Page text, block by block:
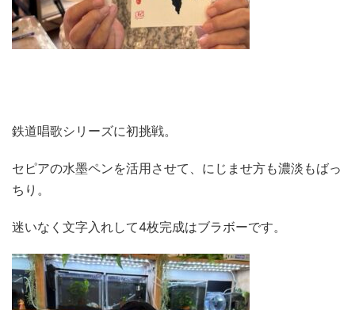
鉄道唱歌シリーズに初挑戦。
セピアの水墨ペンを活用させて、にじませ方も濃淡もばっ
ちり。
迷いなく文字入れして4枚完成はブラボーです。